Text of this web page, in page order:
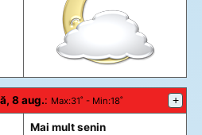
8 aug.: Max:31˚ - Min:18˚ +
Mai mult senin